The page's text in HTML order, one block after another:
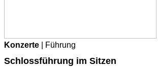
Konzerte | Führung
Schlossführung im Sitzen